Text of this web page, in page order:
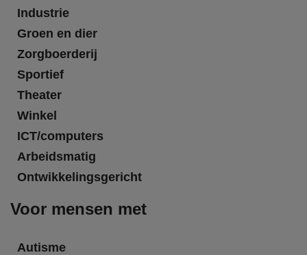
Industrie
Groen en dier
Zorgboerderij
Sportief
Theater
Winkel
ICT/computers
Arbeidsmatig
Ontwikkelingsgericht
Voor mensen met
Autisme